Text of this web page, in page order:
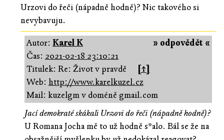
Urzovi do řeči (nápadně hodně)? Nic takového si
nevybavuju.
» odpovědět «
Autor: Karel K
Čas: 2021-02-18 23:10:21
Titulek: Re: Život v pravdě
[↑]
Web: http://www.karelkuzel.cz
Mail: kuzelgm v doméně gmail.com
Jací demokraté skákali Urzovi do řeči (nápadně hodně)?
U Romana Jocha mě to už hodně s*alo. Bál se že na